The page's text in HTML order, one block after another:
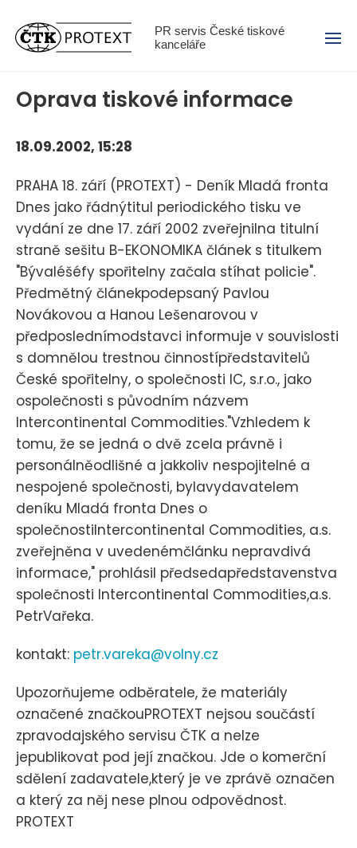
PR servis České tiskové
kanceláře
Menu
Oprava tiskové informace
18.09.2002, 15:28
PRAHA 18. září (PROTEXT) - Deník Mladá fronta
Dnes jako řádnýtitul periodického tisku ve
vydání ze dne 17. září 2002 zveřejnilna titulní
straně sešitu B-EKONOMIKA článek s titulkem
"Bývaléšéfy spořitelny začala stíhat policie".
Předmětný článekpodepsaný Pavlou
Novákovou a Hanou Lešenarovou v
předposlednímodstavci informuje v souvislosti
s domnělou trestnou činnostípředstavitelů
České spořitelny, o společnosti IC, s.r.o., jako
ospolečnosti s původním názvem
Intercontinental Commodities."Vzhledem k
tomu, že se jedná o dvě zcela právně i
personálněodlišné a jakkoliv nespojitelné a
nespojené společnosti, bylavydavatelem
deníku Mladá fronta Dnes o
společnostiIntercontinental Commodities, a.s.
zveřejněna v uvedenémčlánku nepravdivá
informace," prohlásil předsedapředstavenstva
společnosti Intercontinental Commodities,a.s.
PetrVařeka.
kontakt: petr.vareka@volny.cz
Upozorňujeme odběratele, že materiály
označené značkouPROTEXT nejsou součástí
zpravodajského servisu ČTK a nelze
jepublikovat pod její značkou. Jde o komerční
sdělení zadavatele,který je ve zprávě označen
a který za něj nese plnou odpovědnost.
PROTEXT